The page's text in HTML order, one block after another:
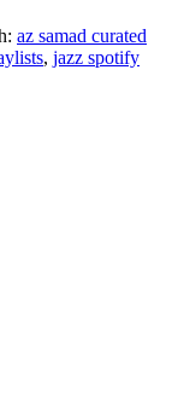
az samad curated
, jazz spotify